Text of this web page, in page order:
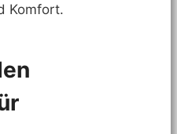
Komfort.